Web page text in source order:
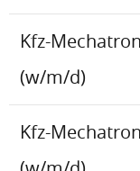
Kfz-
(w/m/d)
Kfz-